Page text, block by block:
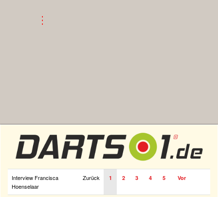
Interview Francisca
Hoenselaar
Zurück 1 2 3 4 5 Vor